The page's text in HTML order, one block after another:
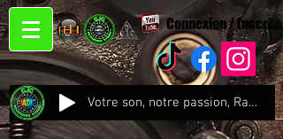
Connexion /
Votre son, notre passion, Radio CJC Recording Studio , là où chaque note prend vie !